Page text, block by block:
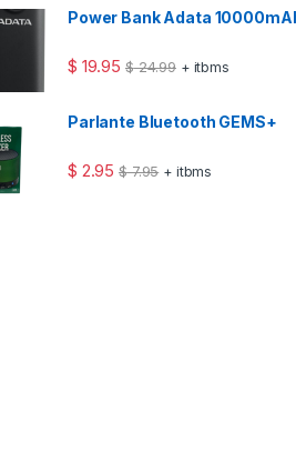
Power Bank Adata
$ 19.95 $24.99 + itbms
Parlante Bluetooth GEMS+
$ 2.95 $7.95 + itbms